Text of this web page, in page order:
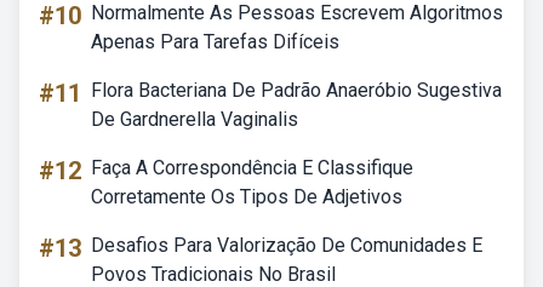
#10 Normalmente As Pessoas Escrevem Algoritmos
Apenas Para Tarefas Difíceis
#11
Flora Bacteriana De Padrão Anaeróbio Sugestiva
De Gardnerella Vaginalis
#12 Faça A Correspondência E Classifique
Corretamente Os Tipos De Adjetivos
#13 Desafios Para Valorização De Comunidades E
Povos Tradicionais No Brasil